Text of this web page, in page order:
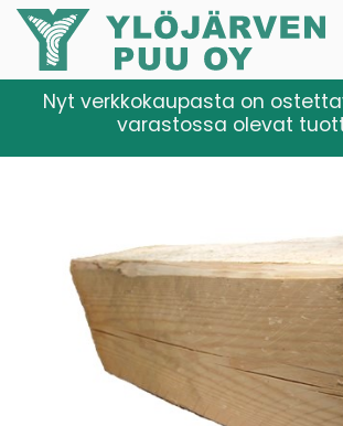
Nyt verkkokaupasta on
varastossa olevat